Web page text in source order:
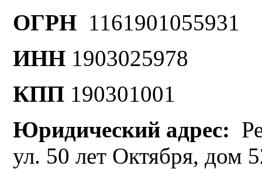
ОГРН 1161901055931
ИНН 1903025978
КПП 190301001
Юридический адрес:
ул. 50 лет Октября, дом